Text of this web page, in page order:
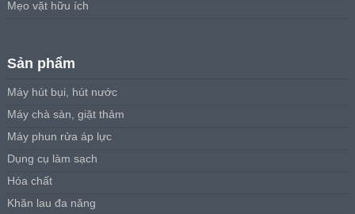
Mẹo vặt hữu ích
Sản phẩm
Máy hút bụi, hút nước
Máy chà sàn, giặt thảm
Máy phun rửa áp lực
Dụng cụ làm sạch
Hóa chất
Khăn lau đa năng